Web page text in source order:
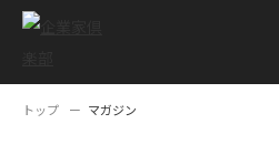
トップ マガジン